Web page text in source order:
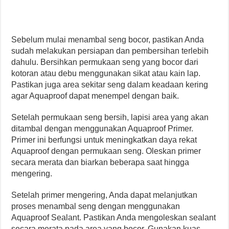
Sebelum mulai menambal seng bocor, pastikan Anda
sudah melakukan persiapan dan pembersihan terlebih
dahulu. Bersihkan permukaan seng yang bocor dari
kotoran atau debu menggunakan sikat atau kain lap.
Pastikan juga area sekitar seng dalam keadaan kering
agar Aquaproof dapat menempel dengan baik.
Setelah permukaan seng bersih, lapisi area yang akan
ditambal dengan menggunakan Aquaproof Primer.
Primer ini berfungsi untuk meningkatkan daya rekat
Aquaproof dengan permukaan seng. Oleskan primer
secara merata dan biarkan beberapa saat hingga
mengering.
Setelah primer mengering, Anda dapat melanjutkan
proses menambal seng dengan menggunakan
Aquaproof Sealant. Pastikan Anda mengoleskan sealant